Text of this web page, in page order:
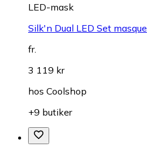
LED-mask
Silk'n Dual LED Set masque
fr.
3 119 kr
hos Coolshop
+9 butiker